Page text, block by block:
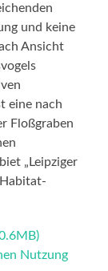
und keine
Ansicht
eine nach
Floßgraben
„Leipziger
Nutzung